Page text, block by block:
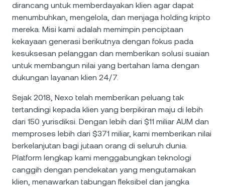
dirancang untuk memberdayakan klien agar dapat
menumbuhkan, mengelola, dan menjaga holding kripto
mereka. Misi kami adalah memimpin penciptaan
kekayaan generasi berikutnya dengan fokus pada
kesuksesan pelanggan dan memberikan solusi suaian
untuk membangun nilai yang bertahan lama dengan
dukungan layanan klien 24/7.
Sejak 2018, Nexo telah memberikan peluang tak
tertandingi kepada klien yang berpikiran maju di lebih
dari 150 yurisdiksi. Dengan lebih dari $11 miliar AUM dan
memproses lebih dari $371 miliar, kami memberikan nilai
berkelanjutan bagi jutaan orang di seluruh dunia.
Platform lengkap kami menggabungkan teknologi
canggih dengan pendekatan yang mengutamakan
klien, menawarkan tabungan fleksibel dan jangka